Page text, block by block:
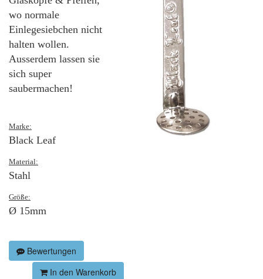
wo normale
Einlegesiebchen nicht
halten wollen.
Ausserdem lassen sie
sich super
saubermachen!
Marke:
Black Leaf
Material:
Stahl
Größe:
Ø 15mm
Bewertungen
In den Warenkorb